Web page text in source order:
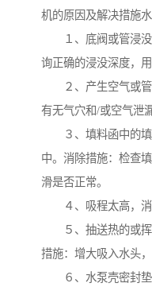
机的原因及解决措施
１、底阀或管浸没
询正确的浸没深度，用
２、产生空气或管
有无气穴和/或空气泄漏
３、填料函中的填
中。消除措施：检查
滑是否正常。
４、吸程太高，消
５、抽送热的或挥
措施：增大吸入水头，
６、水泵壳密封垫